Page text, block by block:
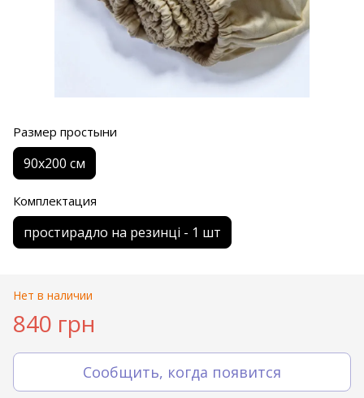
Размер простыни
90х200 см
Комплектация
простирадло на резинці - 1 шт
Нет в наличии
840 грн
Сообщить, когда появится